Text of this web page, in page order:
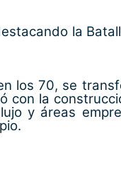
la
los 70, se
con la
y áreas